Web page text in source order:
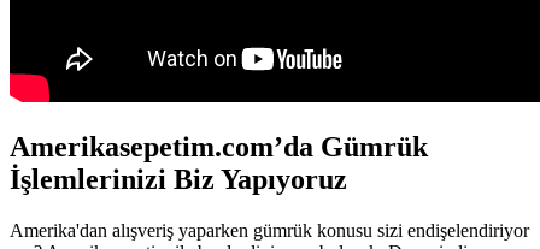
Amerikasepetim.com’da Gümrük
İşlemlerinizi Biz Yapıyoruz
Amerika'dan alışveriş yaparken gümrük konusu sizi endişelendiriyor